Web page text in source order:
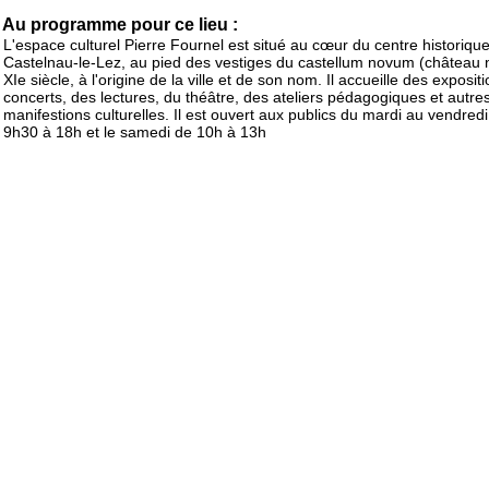
Au programme pour ce lieu :
L'espace culturel Pierre Fournel est situé au cœur du centre
Castelnau-le-Lez, au pied des vestiges du castellum novum (château
XIe siècle, à l'origine de la ville et de son nom. Il accueille des
concerts, des lectures, du théâtre, des ateliers pédagogiques et
manifestions culturelles. Il est ouvert aux publics du mardi au
9h30 à 18h et le samedi de 10h à 13h